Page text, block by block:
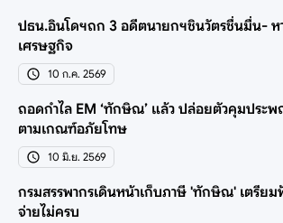
ปธน.อินโดฯถก 3 อดีตนายกฯชินวัตรชื่นมื่น- ห
เศรษฐกิจ
10 ก.ค. 2569
ถอดกำไล EM ‘ทักษิณ’ แล้ว ปล่อยตัวคุมประ
ตามเกณฑ์อภัยโทษ
10 มิ.ย. 2569
กรมสรรพากรเดินหน้าเก็บภาษี 'ทักษิณ' เตรียม
จ่ายไม่ครบ